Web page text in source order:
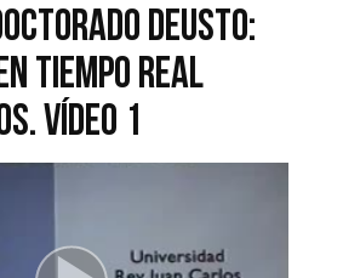
DEUSTO:
TIEMPO REAL
VÍDEO 1